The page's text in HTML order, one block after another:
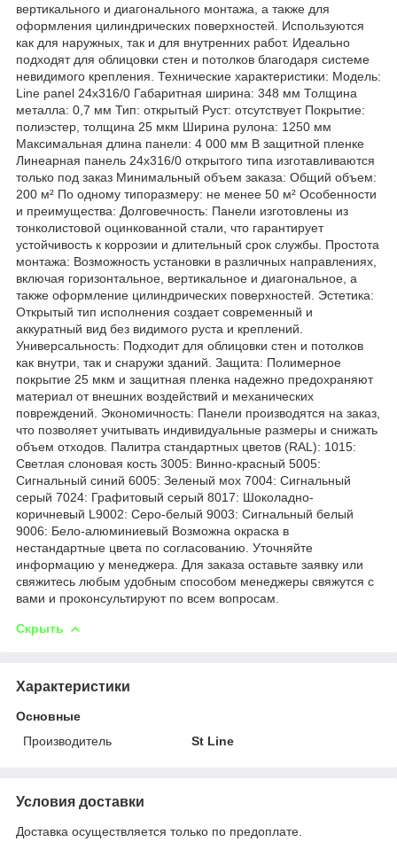
вертикального и диагонального монтажа, а также для
оформления цилиндрических поверхностей. Используются
как для наружных, так и для внутренних работ. Идеально
подходят для облицовки стен и потолков благодаря системе
невидимого крепления. Технические характеристики: Модель:
Line panel 24х316/0 Габаритная ширина: 348 мм Толщина
металла: 0,7 мм Тип: открытый Руст: отсутствует Покрытие:
полиэстер, толщина 25 мкм Ширина рулона: 1250 мм
Максимальная длина панели: 4 000 мм В защитной пленке
Линеарная панель 24х316/0 открытого типа изготавливаются
только под заказ Минимальный объем заказа: Общий объем:
200 м² По одному типоразмеру: не менее 50 м² Особенности
и преимущества: Долговечность: Панели изготовлены из
тонколистовой оцинкованной стали, что гарантирует
устойчивость к коррозии и длительный срок службы. Простота
монтажа: Возможность установки в различных направлениях,
включая горизонтальное, вертикальное и диагональное, а
также оформление цилиндрических поверхностей. Эстетика:
Открытый тип исполнения создает современный и
аккуратный вид без видимого руста и креплений.
Универсальность: Подходит для облицовки стен и потолков
как внутри, так и снаружи зданий. Защита: Полимерное
покрытие 25 мкм и защитная пленка надежно предохраняют
материал от внешних воздействий и механических
повреждений. Экономичность: Панели производятся на заказ,
что позволяет учитывать индивидуальные размеры и снижать
объем отходов. Палитра стандартных цветов (RAL): 1015:
Светлая слоновая кость 3005: Винно-красный 5005:
Сигнальный синий 6005: Зеленый мох 7004: Сигнальный
серый 7024: Графитовый серый 8017: Шоколадно-
коричневый L9002: Серо-белый 9003: Сигнальный белый
9006: Бело-алюминиевый Возможна окраска в
нестандартные цвета по согласованию. Уточняйте
информацию у менеджера. Для заказа оставьте заявку или
свяжитесь любым удобным способом менеджеры свяжутся с
вами и проконсультируют по всем вопросам.
Скрыть
Характеристики
Основные
Производитель
St Line
Условия доставки
Доставка осуществляется только по предоплате.